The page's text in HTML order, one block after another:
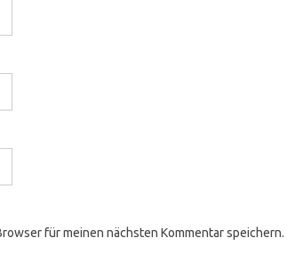
für meinen nächsten Kommentar speichern.